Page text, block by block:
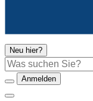
Neu hier?
Suche
Anmelden